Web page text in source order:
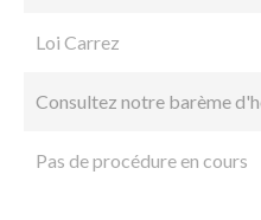
Loi Carrez
Consultez notre barème
Pas de procédure en cours